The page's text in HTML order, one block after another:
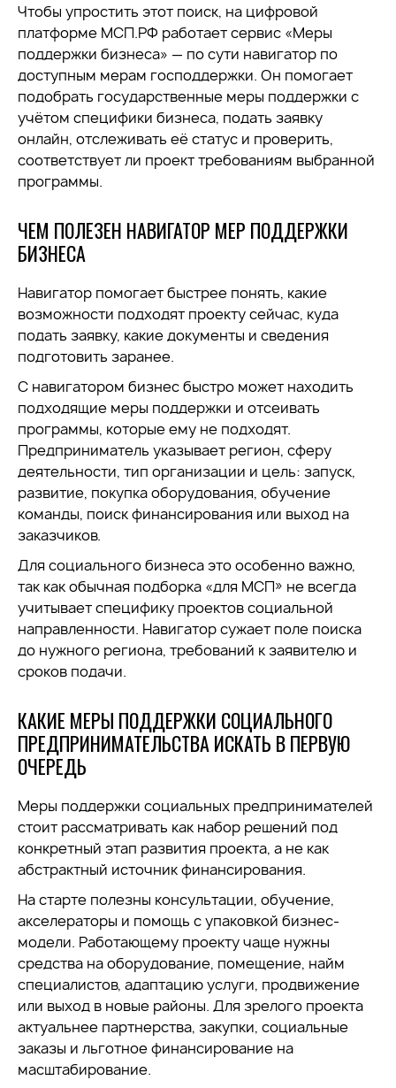
Чтобы упростить этот поиск, на цифровой
платформе МСП.РФ работает сервис «Меры
поддержки бизнеса» — по сути навигатор по
доступным мерам господдержки. Он помогает
подобрать государственные меры поддержки с
учётом специфики бизнеса, подать заявку
онлайн, отслеживать её статус и проверить,
соответствует ли проект требованиям выбранной
программы.
ЧЕМ ПОЛЕЗЕН НАВИГАТОР МЕР ПОДДЕРЖКИ
БИЗНЕСА
Навигатор помогает быстрее понять, какие
возможности подходят проекту сейчас, куда
подать заявку, какие документы и сведения
подготовить заранее.
С навигатором бизнес быстро может находить
подходящие меры поддержки и отсеивать
программы, которые ему не подходят.
Предприниматель указывает регион, сферу
деятельности, тип организации и цель: запуск,
развитие, покупка оборудования, обучение
команды, поиск финансирования или выход на
заказчиков.
Для социального бизнеса это особенно важно,
так как обычная подборка «для МСП» не всегда
учитывает специфику проектов социальной
направленности. Навигатор сужает поле поиска
до нужного региона, требований к заявителю и
сроков подачи.
КАКИЕ МЕРЫ ПОДДЕРЖКИ СОЦИАЛЬНОГО
ПРЕДПРИНИМАТЕЛЬСТВА ИСКАТЬ В ПЕРВУЮ
ОЧЕРЕДЬ
Меры поддержки социальных предпринимателей
стоит рассматривать как набор решений под
конкретный этап развития проекта, а не как
абстрактный источник финансирования.
На старте полезны консультации, обучение,
акселераторы и помощь с упаковкой бизнес-
модели. Работающему проекту чаще нужны
средства на оборудование, помещение, найм
специалистов, адаптацию услуги, продвижение
или выход в новые районы. Для зрелого проекта
актуальнее партнерства, закупки, социальные
заказы и льготное финансирование на
масштабирование.